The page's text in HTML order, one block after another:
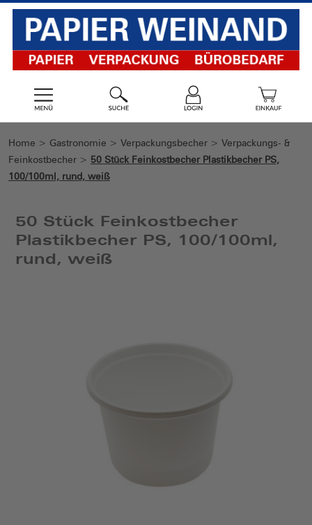
Home > Gastronomie > Verpackungsbecher > Verpackungs- &
Feinkostbecher > 50 Stück Feinkostbecher Plastikbecher PS,
100/100ml, rund, weiß
50 Stück Feinkostbecher
Plastikbecher PS, 100/100ml,
rund, weiß